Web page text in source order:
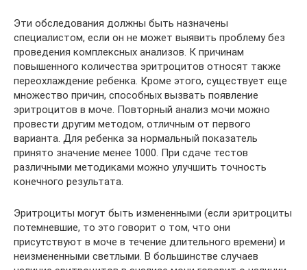
Эти обследования должны быть назначены
специалистом, если он не может выявить проблему без
проведения комплексных анализов. К причинам
повышенного количества эритроцитов относят также
переохлаждение ребенка. Кроме этого, существует еще
множество причин, способных вызвать появление
эритроцитов в моче. Повторный анализ мочи можно
провести другим методом, отличным от первого
варианта. Для ребенка за нормальный показатель
принято значение менее 1000. При сдаче тестов
различными методиками можно улучшить точность
конечного результата.
Эритроциты могут быть измененными (если эритроциты
потемневшие, то это говорит о том, что они
присутствуют в моче в течение длительного времени) и
неизмененными светлыми. В большинстве случаев